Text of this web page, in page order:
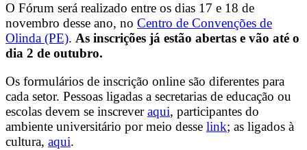
O Fórum será realizado entre os dias 17 e 18 de
novembro desse ano, no Centro de Convenções de
Olinda (PE). As inscrições já estão abertas e vão até o
dia 2 de outubro.
Os formulários de inscrição online são diferentes para
cada setor. Pessoas ligadas a secretarias de educação ou
escolas devem se inscreveraqui, participantes do
ambiente universitário por meio desse link; as ligados à
cultura, aqui.